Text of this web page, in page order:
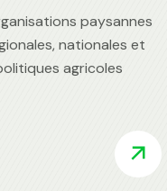
paysannes
nationales et
agricoles